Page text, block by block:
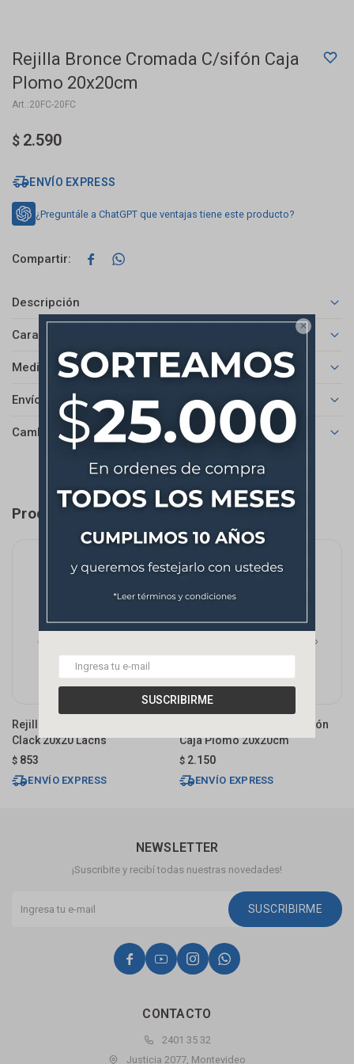

SUSCRIBIRME
Rejilla Bronce Cromada C/sifón Caja
Plomo 20x20cm
20FC-20FC
$ 2.590
ENVÍO EXPRESS
¿Preguntále a ChatGPT que ventajas tiene este producto?
 
Descripción
Características
Medios de pago
Envíos
Cambios y Devoluciones
Productos que te pueden interesar
Rejilla Piso Cromada Click
Clack 20x20 Lachs
$ 853
ENVÍO EXPRESS
Rejilla Bronce Pulido C/sifón
Caja Plomo 20x20cm
$ 2.150
ENVÍO EXPRESS
CONTACTO
2401 35 32
Justicia 2077, Montevideo
NEWSLETTER
¡Suscribite y recibí todas nuestras novedades!
SUSCRIBIRME
   